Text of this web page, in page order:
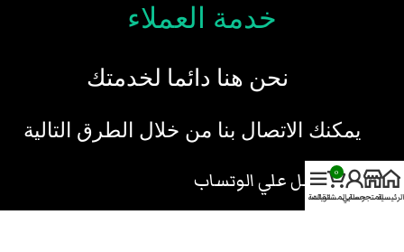
خدمة العملاء
نحن هنا دائما لخدمتك
يمكنك الاتصال بنا من خلال الطرق التالية
تواصل علي الوتساب
الرئيسيةالمتجرحسابي
0
سلة المشتريات
القائمة